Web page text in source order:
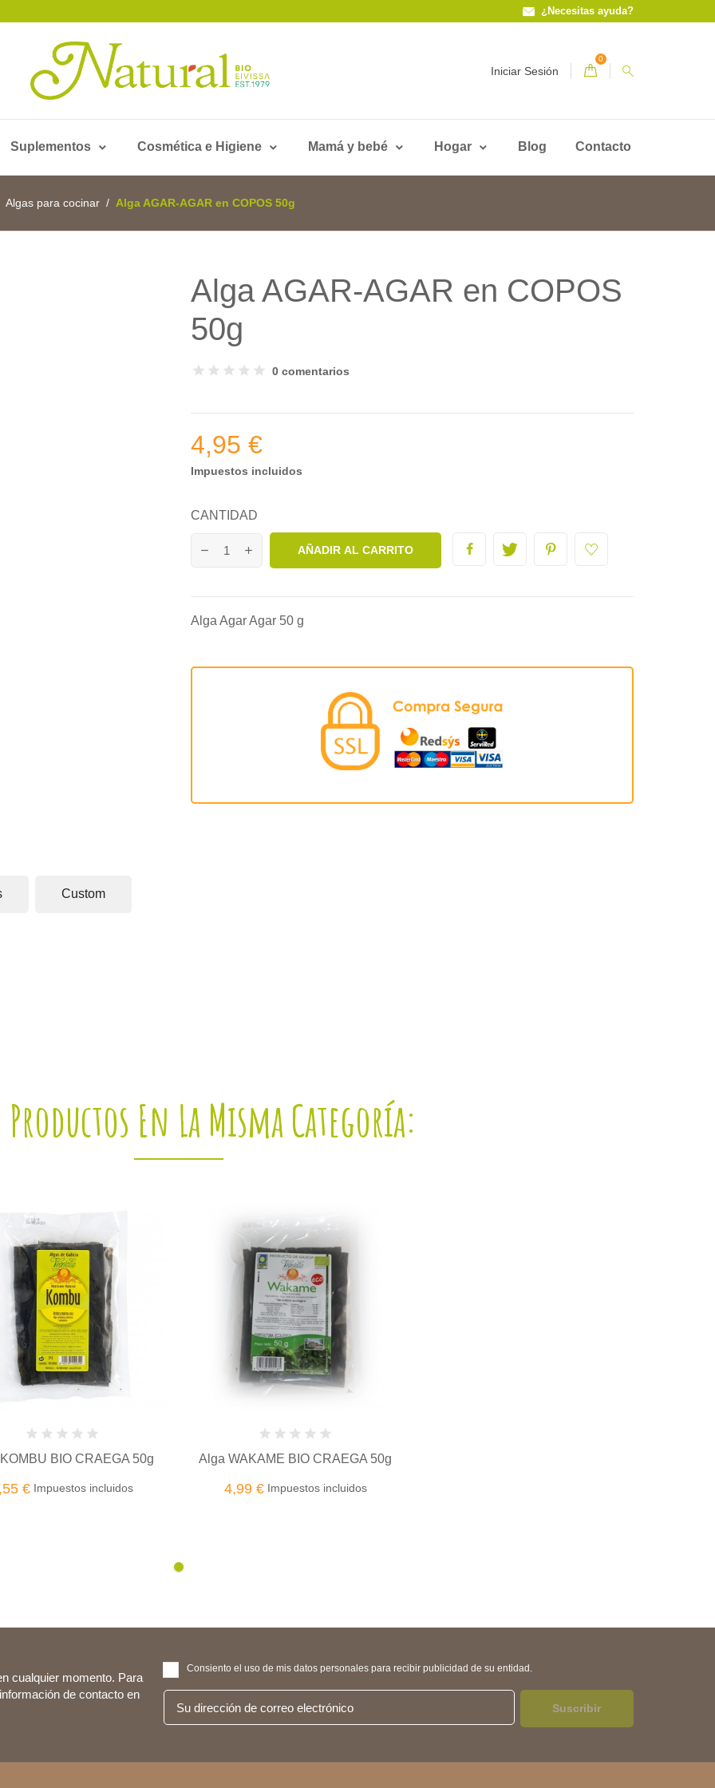
¿Necesitas ayuda?
Iniciar Sesión
0
Suplementos Cosmética e Higiene Mamá y bebé Hogar Blog Contacto
Algas para cocinar Alga AGAR-AGAR en COPOS 50g
Alga AGAR-AGAR en COPOS
50g
0 comentarios
4,95 €
Impuestos incluidos
CANTIDAD
AÑADIR AL CARRITO
Alga Agar Agar 50 g
Custom
Productos En La Misma Categoría:
BIO CRAEGA 50g
€ Impuestos incluidos
Alga WAKAME BIO CRAEGA 50g
4,99 €Impuestos incluidos
cualquier momento. Para
de contacto en
Consiento el uso de mis datos personales para recibir publicidad de su entidad.
Suscribir